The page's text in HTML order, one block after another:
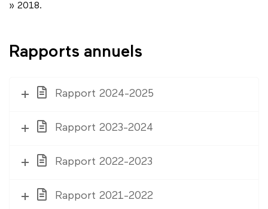
» 2018.
Rapports annuels
Rapport 2024-2025
Rapport 2023-2024
Rapport 2022-2023
Rapport 2021-2022